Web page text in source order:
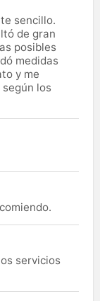
sencillo.
de gran
posibles
medidas
y me
los
servicios